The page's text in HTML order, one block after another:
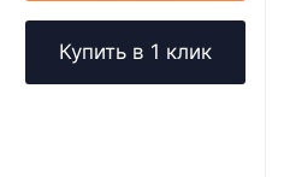
Купить в 1 клик